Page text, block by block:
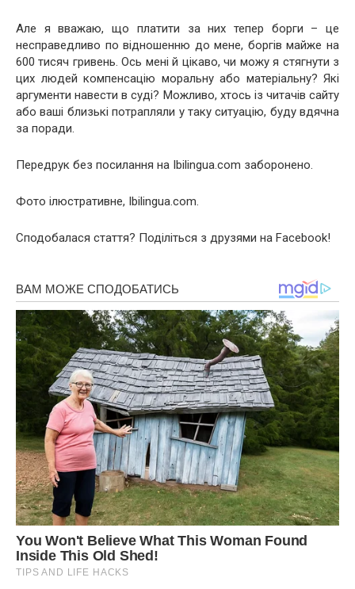
Але я вважаю, що платити за них тепер борги – це
несправедливо по відношенню до мене, боргів майже на
600 тисяч гривень. Ось мені й цікаво, чи можу я стягнути з
цих людей компенсацію моральну або матеріальну? Які
аргументи навести в суді? Можливо, хтось із читачів сайту
або ваші близькі потрапляли у таку ситуацію, буду вдячна
за поради.
Передрук без посилання на Ibilingua.com заборонено.
Фото ілюстративне, Ibilingua.com.
Сподобалася стаття? Поділіться з друзями на Facebook!